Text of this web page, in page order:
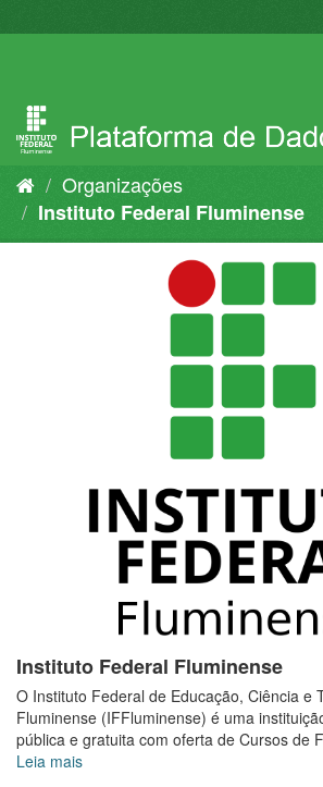
para
Organizações
Instituto Federal Fluminense
Instituto Federal Fluminense
O Instituto Federal de Educação, Ciência e
Fluminense (IFFluminense) é uma
pública e gratuita com oferta de Cursos de
Leia mais